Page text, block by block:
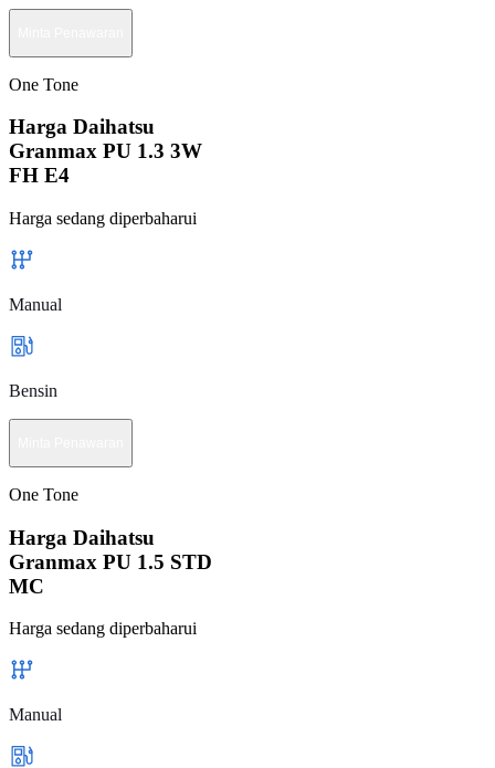
One Tone
Harga Daihatsu
Granmax PU 1.3 3W
FH E4
Harga sedang diperbaharui
Manual
Bensin
One Tone
Harga Daihatsu
Granmax PU 1.5 STD
MC
Harga sedang diperbaharui
Manual